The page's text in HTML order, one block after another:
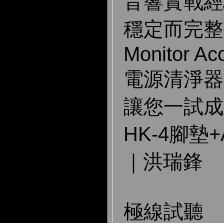
穩定而完
Monitor
電源清淨
讓您一試
HK-4腳墊
｜洪瑞鋒
極線試聽